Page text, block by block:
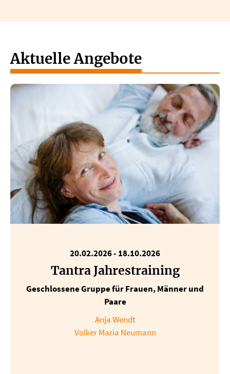
Aktuelle Angebote
20.02.2026- 18.10.2026
Tantra Jahrestraining
Geschlossene Gruppe für Frauen, Männer und
Paare
Anja Wendt
Volker Maria Neumann